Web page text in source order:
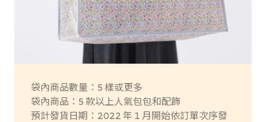
袋內商品數量：5 樣或更多
袋內商品：5 款以上人氣包包和配飾
預計發貨日期：2022 年 1 月開始依訂單次序發